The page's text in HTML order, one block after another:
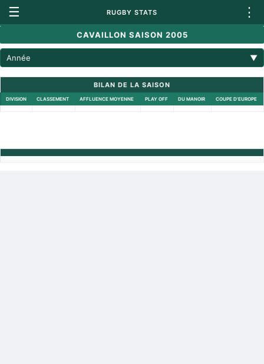
☰ RUGBY STATS ⋮
CAVAILLON SAISON 2005
Année ▼
BILAN DE LA SAISON
DIVISION CLASSEMENT AFFLUENCE MOYENNE PLAY OFF DU MANOIR COUPE D'EUROPE